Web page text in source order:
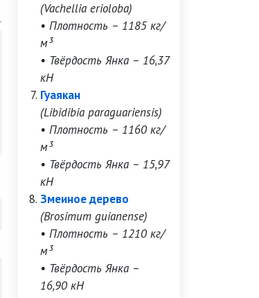
(Vachellia erioloba)
• Плотность – 1185 кг/
м³
• Твёрдость Янка – 16,37
кН
Гуаякан
(Libidibia paraguariensis)
• Плотность – 1160 кг/
м³
• Твёрдость Янка – 15,97
кН
Змеиное дерево
(Brosimum guianense)
• Плотность – 1210 кг/
м³
• Твёрдость Янка –
16,90 кН